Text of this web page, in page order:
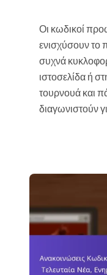
Οι κωδικοί
ενισχύσουν το
συχνά
ιστοσελίδα ή
τουρνουά και
διαγωνιστούν